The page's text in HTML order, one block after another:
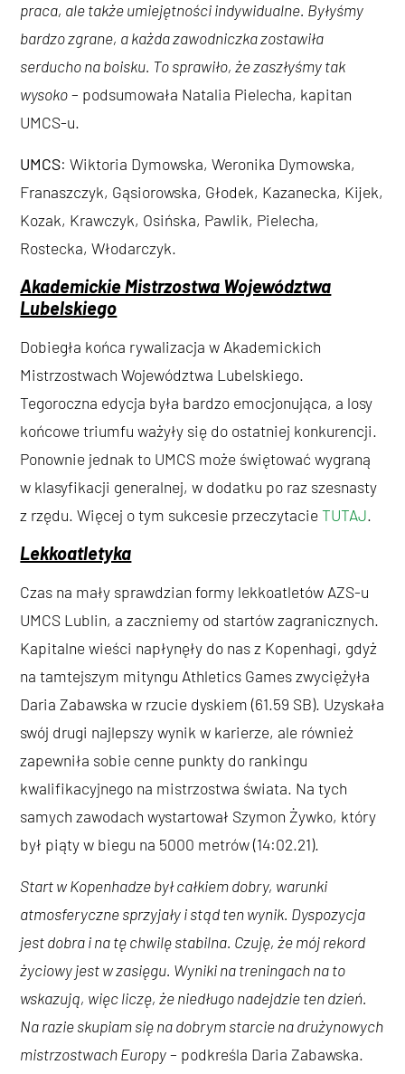
praca, ale także umiejętności indywidualne. Byłyśmy
bardzo zgrane, a każda zawodniczka zostawiła
serducho na boisku. To sprawiło, że zaszłyśmy tak
wysoko– podsumowała Natalia Pielecha, kapitan
UMCS-u.
UMCS: Wiktoria Dymowska, Weronika Dymowska,
Franaszczyk, Gąsiorowska, Głodek, Kazanecka, Kijek,
Kozak, Krawczyk, Osińska, Pawlik, Pielecha,
Rostecka, Włodarczyk.
Akademickie Mistrzostwa Województwa
Lubelskiego
Dobiegła końca rywalizacja w Akademickich
Mistrzostwach Województwa Lubelskiego.
Tegoroczna edycja była bardzo emocjonująca, a losy
końcowe triumfu ważyły się do ostatniej konkurencji.
Ponownie jednak to UMCS może świętować wygraną
w klasyfikacji generalnej, w dodatku po raz szesnasty
z rzędu. Więcej o tym sukcesie przeczytacieTUTAJ.
Lekkoatletyka
Czas na mały sprawdzian formy lekkoatletów AZS-u
UMCS Lublin, a zaczniemy od startów zagranicznych.
Kapitalne wieści napłynęły do nas z Kopenhagi, gdyż
na tamtejszym mityngu Athletics Games zwyciężyła
Daria Zabawska w rzucie dyskiem (61.59 SB). Uzyskała
swój drugi najlepszy wynik w karierze, ale również
zapewniła sobie cenne punkty do rankingu
kwalifikacyjnego na mistrzostwa świata. Na tych
samych zawodach wystartował Szymon Żywko, który
był piąty w biegu na 5000 metrów (14:02.21).
Start w Kopenhadze był całkiem dobry, warunki
atmosferyczne sprzyjały i stąd ten wynik. Dyspozycja
jest dobra i na tę chwilę stabilna. Czuję, że mój rekord
życiowy jest w zasięgu. Wyniki na treningach na to
wskazują, więc liczę, że niedługo nadejdzie ten dzień.
Na razie skupiam się na dobrym starcie na drużynowych
mistrzostwach Europy– podkreśla Daria Zabawska.